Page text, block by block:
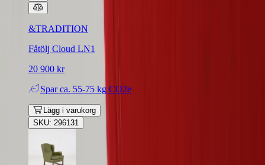
&TRADITION
Fåtölj Cloud LN1
20 900 kr
Spar ca. 55-75 kg CO2e
Lägg i varukorg
SKU: 296131